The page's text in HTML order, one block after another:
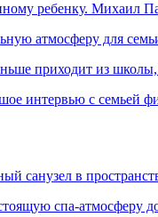
ребенку. Михаил
атмосферу для
приходит из
интервью с семьей
санузел в
спа-атмосферу